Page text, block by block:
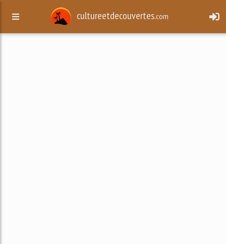
cultureetdecouvertes.com